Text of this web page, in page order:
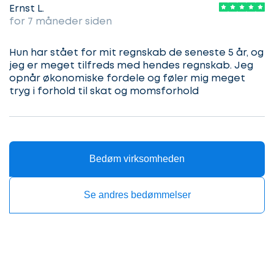
Ernst L.
for 7 måneder siden
Hun har stået for mit regnskab de seneste 5 år, og
jeg er meget tilfreds med hendes regnskab. Jeg
opnår økonomiske fordele og føler mig meget
tryg i forhold til skat og momsforhold
Bedøm virksomheden
Se andres bedømmelser
Beskriv
din
sag
komme
gang
Hvilken
søger
Revisor/Bogholder